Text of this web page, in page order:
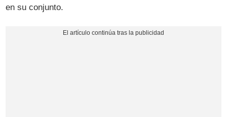
en su conjunto.